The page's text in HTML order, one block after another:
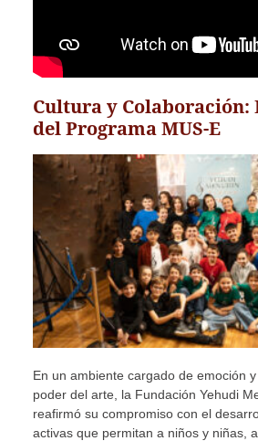
Cultura y Colaboración:
del Programa MUS-E
En un ambiente cargado de emoción
poder del arte, la Fundación Yehudi
reafirmó su compromiso con el
activas que permitan a niños y niñas,